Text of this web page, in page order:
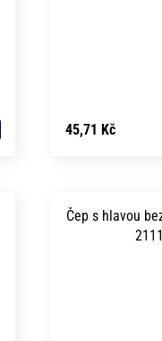
45,71 Kč
Čep s hlavou